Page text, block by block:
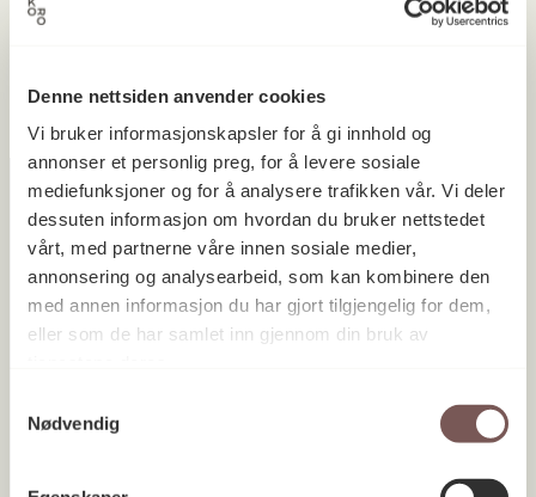
Denne nettsiden anvender cookies
Vi bruker informasjonskapsler for å gi innhold og
annonser et personlig preg, for å levere sosiale
mediefunksjoner og for å analysere trafikken vår. Vi deler
dessuten informasjon om hvordan du bruker nettstedet
vårt, med partnerne våre innen sosiale medier,
annonsering og analysearbeid, som kan kombinere den
med annen informasjon du har gjort tilgjengelig for dem,
eller som de har samlet inn gjennom din bruk av
Nødvendig
Postadresse
0130 Oslo